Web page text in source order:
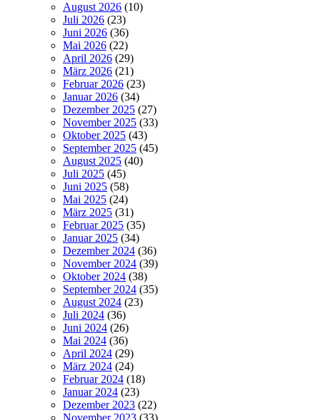
August 2026 (10)
Juli 2026 (23)
Juni 2026 (36)
Mai 2026 (22)
April 2026 (29)
März 2026 (21)
Februar 2026 (23)
Januar 2026 (34)
Dezember 2025 (27)
November 2025 (33)
Oktober 2025 (43)
September 2025 (45)
August 2025 (40)
Juli 2025 (45)
Juni 2025 (58)
Mai 2025 (24)
März 2025 (31)
Februar 2025 (35)
Januar 2025 (34)
Dezember 2024 (36)
November 2024 (39)
Oktober 2024 (38)
September 2024 (35)
August 2024 (23)
Juli 2024 (36)
Juni 2024 (26)
Mai 2024 (36)
April 2024 (29)
März 2024 (24)
Februar 2024 (18)
Januar 2024 (23)
Dezember 2023 (22)